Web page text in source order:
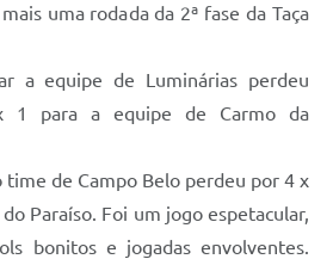
uma rodada da 2ª fase da Taça
a equipe de Luminárias perdeu
1 para a equipe de Carmo da
time de Campo Belo perdeu por 4 x
Paraíso. Foi um jogo espetacular,
bonitos e jogadas envolventes.